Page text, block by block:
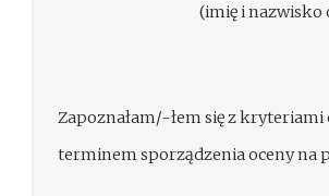
(imię i nazwisko
Zapoznałam/-łem się z kryteriami
terminem sporządzenia oceny na